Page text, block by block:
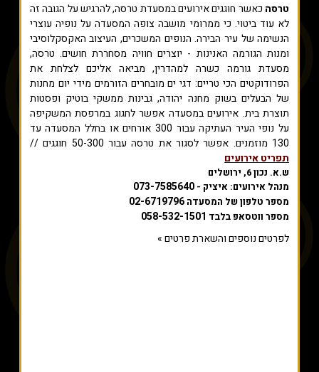
טרסה כאשר חוגגים אירועים במסעדת טרסה, להרגיש על הגובה זה
לא עוד ביטוי. כי ממרומי מושבה צופה המסעדה על נופיה עוצרי
הנשימה של עיר הבירה. הנופים המשכרים, העיצוב האקסקלוסיבי
ומנות הגורמה האנינות - יוצרים חוויה מסחררת חושים. טרסה,
מסעדת גורמה כשרה למהדרין, מביאה אליכם לצלחת את
הפרודוקטים הכי טריים: דגי ים מובחרים הזורמים מידי יום מחנות
של הבעלים בשוק מחנה יהודה, גבינות ממשקי בוטיק ופסטות
תוצרת בית. אירועים במסעדה אפשר לחגוג במרפסת המשקיפה
על נופי העיר העתיקה עבור 300 אורחים או בחלל המסעדה עד
130 מוזמנים. אפשר לסגור את טרסה עבור 50-300 חוגגים //
תפריט אירועים
ש.א. נכון 6, ירושלים
מנהל אירועים: איציק - 073-7585640
מספר טלפון של המסעדה 02-6719796
מספר ווטסאפ בלבד 058-532-1501
לפרטים נוספים והשארת פרטים »